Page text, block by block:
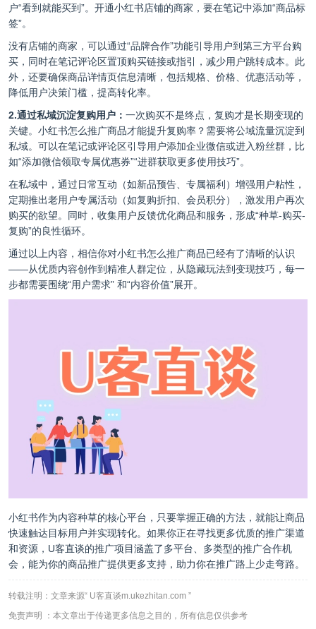
户“看到就能买到”。开通小红书店铺的商家，要在笔记中添加“商品标
签”。
没有店铺的商家，可以通过“品牌合作”功能引导用户到第三方平台购
买，同时在笔记评论区置顶购买链接或指引，减少用户跳转成本。此
外，还要确保商品详情页信息清晰，包括规格、价格、优惠活动等，
降低用户决策门槛，提高转化率。
2.通过私域沉淀复购用户： 一次购买不是终点，复购才是长期变现的
关键。小红书怎么推广商品才能提升复购率？需要将公域流量沉淀到
私域。可以在笔记或评论区引导用户添加企业微信或进入粉丝群，比
如“添加微信领取专属优惠券”“进群获取更多使用技巧”。
在私域中，通过日常互动（如新品预告、专属福利）增强用户粘性，
定期推出老用户专属活动（如复购折扣、会员积分），激发用户再次
购买的欲望。同时，收集用户反馈优化商品和服务，形成“种草-购买-
复购”的良性循环。
通过以上内容，相信你对小红书怎么推广商品已经有了清晰的认识
——从优质内容创作到精准人群定位，从隐藏玩法到变现技巧，每一
步都需要围绕“用户需求” 和“内容价值”展开。
小红书作为内容种草的核心平台，只要掌握正确的方法，就能让商品
快速触达目标用户并实现转化。如果你正在寻找更多优质的推广渠道
和资源， U客直谈的推广项目涵盖了多平台、多类型的推广合作机
会，能为你的商品推广提供更多支持，助力你在推广路上少走弯路。
转载注明：文章来源“ U客直谈m.ukezhitan.com ”
免责声明 ：本文章出于传递更多信息之目的，所有信息仅供参考